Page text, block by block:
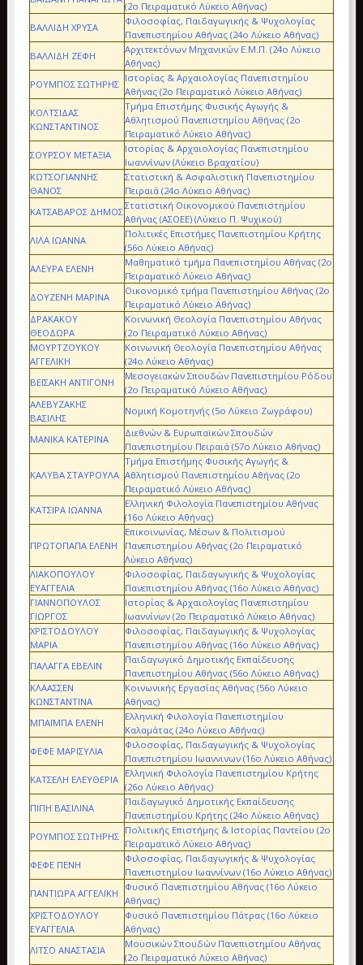
(2ο Πειραματικό Λύκειο Αθήνας)
ΒΑΛΛΙΔΗ ΧΡΥΣΑ
Φιλοσοφίας, Παιδαγωγικής & Ψυχολογίας
Πανεπιστημίου Αθήνας (24ο Λύκειο Αθήνας)
ΒΑΛΛΙΔΗ ΖΕΦΗ
Αρχιτεκτόνων Μηχανικών Ε.Μ.Π. (24ο Λύκειο
Αθήνας)
ΡΟΥΜΠΟΣ ΣΩΤΗΡΗΣ
Ιστορίας & Αρχαιολογίας Πανεπιστημίου
Αθήνας (2ο Πειραματικό Λύκειο Αθήνας)
ΚΟΛΤΣΙΔΑΣ
ΚΩΝΣΤΑΝΤΙΝΟΣ
Τμήμα Επιστήμης Φυσικής Αγωγής &
Αθλητισμού Πανεπιστημίου Αθήνας (2ο
Πειραματικό Λύκειο Αθήνας)
ΣΟΥΡΣΟΥ ΜΕΤΑΞΙΑ
Ιστορίας & Αρχαιολογίας Πανεπιστημίου
Ιωαννίνων (Λύκειο Βραχατίου)
ΚΩΤΣΟΓΙΑΝΝΗΣ
ΘΑΝΟΣ
Στατιστική & Ασφαλιστική Πανεπιστημίου
Πειραιά (24ο Λύκειο Αθήνας)
ΚΑΤΣΑΒΑΡΟΣ ΔΗΜΟΣ
Στατιστική Οικονομικού Πανεπιστημίου
Αθήνας (ΑΣΟΕΕ) (Λύκειο Π. Ψυχικού)
ΛΙΛΑ ΙΩΑΝΝΑ
Πολιτικές Επιστήμες Πανεπιστημίου Κρήτης
(56ο Λύκειο Αθήνας)
ΑΛΕΥΡΑ ΕΛΕΝΗ
Μαθηματικό τμήμα Πανεπιστημίου Αθήνας (2ο
Πειραματικό Λύκειο Αθήνας)
ΔΟΥΖΕΝΗ ΜΑΡΙΝΑ
Οικονομικό τμήμα Πανεπιστημίου Αθήνας (2ο
Πειραματικό Λύκειο Αθήνας)
ΔΡΑΚΑΚΟΥ
ΘΕΟΔΩΡΑ
Κοινωνική Θεολογία Πανεπιστημίου Αθήνας
(2ο Πειραματικό Λύκειο Αθήνας)
ΜΟΥΡΤΖΟΥΚΟΥ
ΑΓΓΕΛΙΚΗ
Κοινωνική Θεολογία Πανεπιστημίου Αθήνας
(24ο Λύκειο Αθήνας)
ΒΕΪΣΑΚΗ ΑΝΤΙΓΟΝΗ
Μεσογειακών Σπουδὠν Πανεπιστημίου Ρόδου
(2ο Πειραματικό Λύκειο Αθήνας)
ΑΛΕΒΥΖΑΚΗΣ
ΒΑΣΙΛΗΣ
Νομική Κομοτηνής (5ο Λύκειο Ζωγράφου)
ΜΑΝΙΚΑ ΚΑΤΕΡΙΝΑ
Διεθνών & Ευρωπαϊκών Σπουδών
Πανεπιστημίου Πειραιά (57ο Λύκειο Αθήνας)
ΚΑΛΥΒΑ ΣΤΑΥΡΟΥΛΑ
Τμήμα Επιστήμης Φυσικής Αγωγής &
Αθλητισμού Πανεπιστημίου Αθήνας (2ο
Πειραματικό Λύκειο Αθήνας)
ΚΑΤΣΙΡΑ ΙΩΑΝΝΑ
Ελληνική Φιλολογία Πανεπιστημίου Αθήνας
(16ο Λύκειο Αθήνας)
ΠΡΩΤΟΠΑΠΑ ΕΛΕΝΗ
Επικοινωνίας, Μέσων & Πολιτισμού
Πανεπιστημίου Αθήνας (2ο Πειραματικό
Λύκειο Αθήνας)
ΛΙΑΚΟΠΟΥΛΟΥ
ΕΥΑΓΓΕΛΙΑ
Φιλοσοφίας, Παιδαγωγικής & Ψυχολογίας
Πανεπιστημίου Αθήνας (16ο Λύκειο Αθήνας)
ΓΙΑΝΝΟΠΟΥΛΟΣ
ΓΙΩΡΓΟΣ
Ιστορίας & Αρχαιολογίας Πανεπιστημίου
Ιωαννίνων (2ο Πειραματικό Λύκειο Αθήνας)
ΧΡΙΣΤΟΔΟΥΛΟΥ
ΜΑΡΙΑ
Φιλοσοφίας, Παιδαγωγικής & Ψυχολογίας
Πανεπιστημίου Αθήνας (16ο Λύκειο Αθήνας)
ΠΑΛΑΓΓΑ ΕΒΕΛΙΝ
Παιδαγωγικό Δημοτικής Εκπαίδευσης
Πανεπιστημίου Αθήνας (56ο Λύκειο Αθήνας)
ΚΛΑΑΣΣΕΝ
ΚΩΝΣΤΑΝΤΙΝΑ
Κοινωνικής Εργασίας Αθήνας (56ο Λύκειο
Αθήνας)
ΜΠΑΪΜΠΑ ΕΛΕΝΗ
Ελληνική Φιλολογία Πανεπιστημίου
Καλαμάτας (24ο Λύκειο Αθήνας)
ΦΕΦΕ ΜΑΡΙΣΥΛΙΑ
Φιλοσοφίας, Παιδαγωγικής & Ψυχολογίας
Πανεπιστημίου Ιωαννινων (16ο Λύκειο Αθήνας)
ΚΑΤΣΕΛΗ ΕΛΕΥΘΕΡΙΑ
Ελληνική Φιλολογία Πανεπιστημίου Κρήτης
(26ο Λύκειο Αθήνας)
ΠΙΠΗ ΒΑΣΙΛΙΝΑ
Παιδαγωγικό Δημοτικής Εκπαίδευσης
Πανεπιστημίου Κρήτης (24ο Λύκειο Αθήνας)
ΡΟΥΜΠΟΣ ΣΩΤΗΡΗΣ
Πολιτικής Επιστήμης & Ιστορίας Παντείου (2ο
Πειραματικό Λύκειο Αθήνας)
ΦΕΦΕ ΠΕΝΗ
Φιλοσοφίας, Παιδαγωγικής & Ψυχολογίας
Πανεπιστημίου Ιωαννίνων (16ο Λύκειο Αθήνας)
ΠΑΝΤΙΩΡΑ ΑΓΓΕΛΙΚΗ
Φυσικό Πανεπιστημίου Αθήνας (16ο Λύκειο
Αθήνας)
ΧΡΙΣΤΟΔΟΥΛΟΥ
ΕΥΑΓΓΕΛΙΑ
Φυσικό Πανεπιστημίου Πάτρας (16ο Λύκειο
Αθήνας)
ΛΙΤΣΟ ΑΝΑΣΤΑΣΙΑ
Μουσικών Σπουδών Πανεπιστημίου Αθήνας
(2ο Πειραματικό Λύκειο Αθήνας)